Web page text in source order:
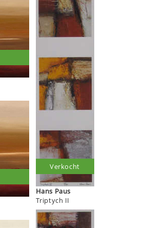
Hans Paus
Triptych II
Verkocht